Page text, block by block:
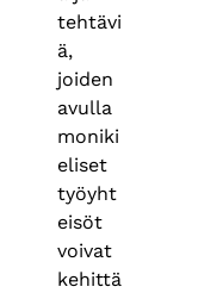
tehtävi
ä,
joiden
avulla
moniki
eliset
työyht
eisöt
voivat
kehittä